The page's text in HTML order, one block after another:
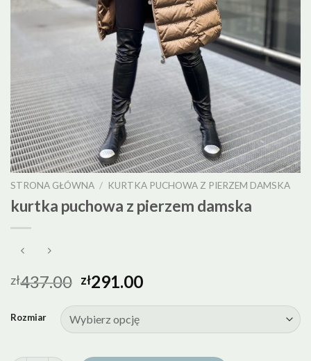
STRONA GŁÓWNA / KURTKA PUCHOWA Z PIERZEM DAMSKA
kurtka puchowa z pierzem damska
zł437.00 zł291.00
Rozmiar